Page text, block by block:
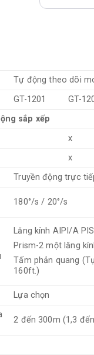
Tự động theo dõi
GT-1201
GT-
sắp xếp
x
x
Truyền động trực
180°/s / 20°/s
Lăng kính AIPI/A
Prism-2 một lăng
Tấm phản quang
160ft.)
Lựa chọn
2 đến 300m (1,3